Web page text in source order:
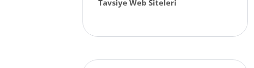
Tavsiye Web Siteleri